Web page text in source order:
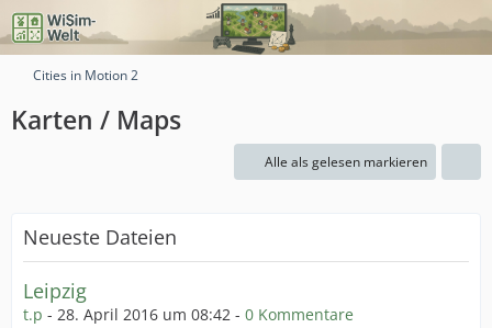
Cities in Motion 2
Karten / Maps
Alle als gelesen markieren
Neueste Dateien
Leipzig
t.p - 28. April 2016 um 08:42 - 0 Kommentare